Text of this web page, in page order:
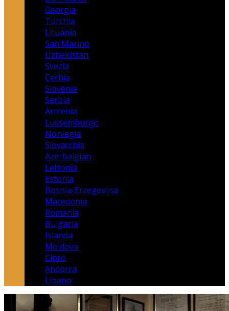
Georgia
Turchia
Lituania
San Marino
Uzbekistan
Svezia
Cechia
Slovenia
Serbia
Armenia
Lussemburgo
Norvegia
Slovacchia
Azerbaigian
Lettonia
Estonia
Bosnia-Erzegovina
Macedonia
Romania
Bulgaria
Islanda
Moldova
Cipro
Andorra
Libano